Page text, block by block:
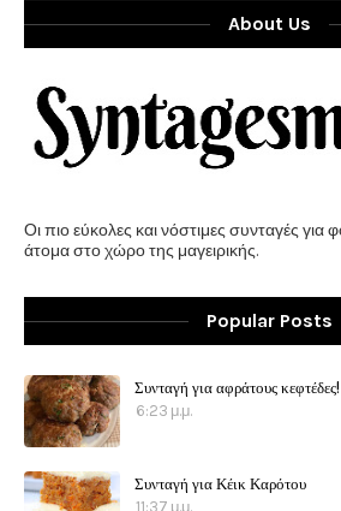
About Us
Οι πιο εύκολες και νόστιμες συνταγές για
άτομα στο χώρο της μαγειρικής.
Popular Posts
Συνταγή για αφράτους κεφτέδες!
6:23 μ.μ.
Συνταγή για Κέικ Καρότου
11:37 μ.μ.